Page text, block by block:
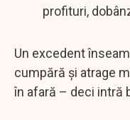
profituri,
Un excedent
cumpără și atrage
în afară – deci intră